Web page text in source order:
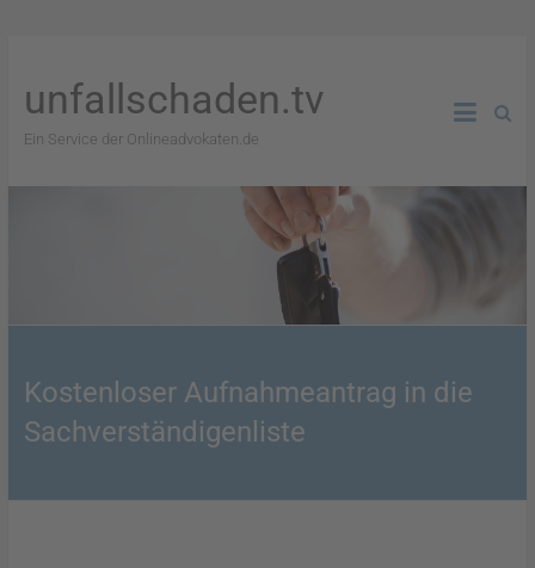
unfallschaden.tv
Ein Service der Onlineadvokaten.de
Kostenloser Aufnahmeantrag in die
Sachverständigenliste